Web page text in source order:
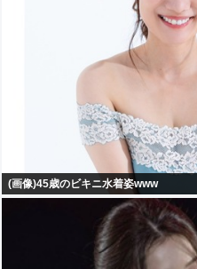
(画像)45歳のビキニ水着姿www